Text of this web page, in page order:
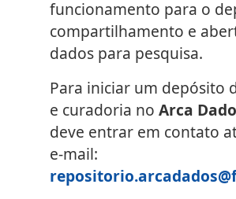
funcionamento para o
compartilhamento e
dados para pesquisa.
Para iniciar um depósito
e curadoria no Arca
deve entrar em contato
e-mail: